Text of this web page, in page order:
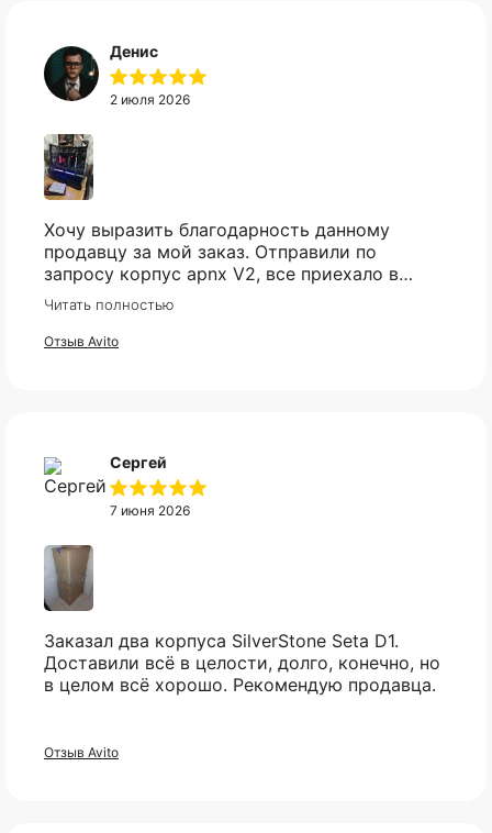
Денис
2 июля 2026
Хочу выразить благодарность данному
продавцу за мой заказ. Отправили по
запросу корпус apnx V2, все приехало в
идеале. Ценник более чем демократичный.
Все доехало в установленный срок.
Читать полностью
Отзыв Avito
Сергей
7 июня 2026
Заказал два корпуса SilverStone Seta D1.
Доставили всё в целости, долго, конечно, но
в целом всё хорошо. Рекомендую продавца.
Отзыв Avito
Оплата частями